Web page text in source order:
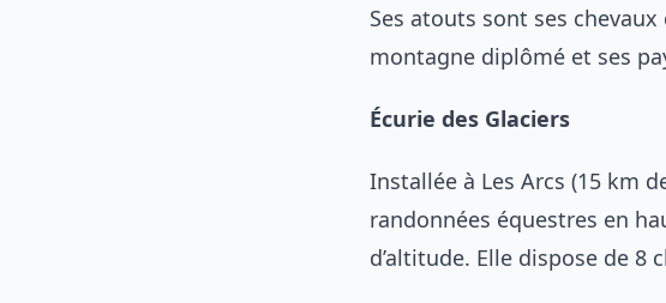
Ses atouts sont ses
montagne diplômé et ses
Écurie des Glaciers
Installée à Les Arcs (15 km
randonnées équestres en
d’altitude. Elle dispose de 8